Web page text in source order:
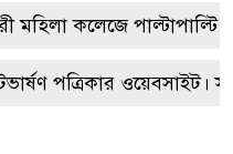
কলেজে পাল্টাপাল্টি
পত্রিকার ওয়েবসাইট।